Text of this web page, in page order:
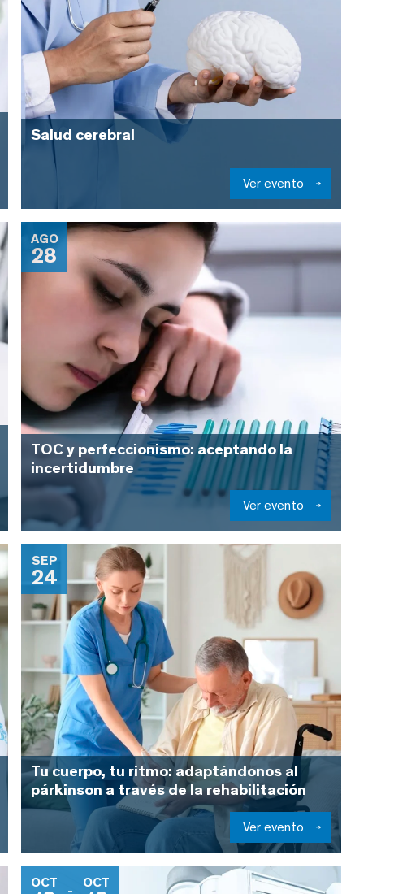
Salud cerebral
Ver evento
AGO
28
TOC y perfeccionismo: aceptando la
incertidumbre
Ver evento
SEP
24
Tu cuerpo, tu ritmo: adaptándonos al
párkinson a través de la rehabilitación
Ver evento
OCT
-
OCT